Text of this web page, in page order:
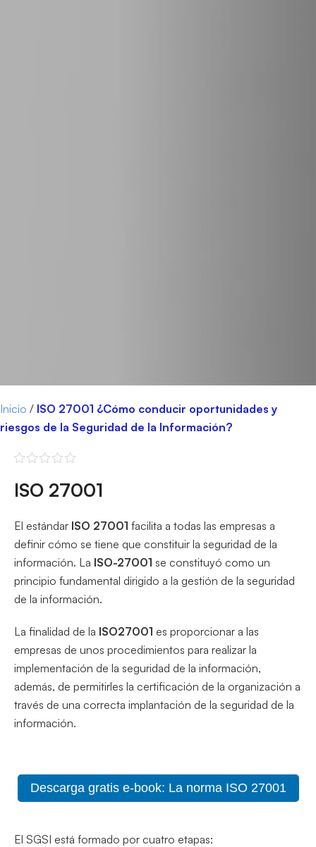
Inicio / ISO 27001 ¿Cómo conducir oportunidades y
riesgos de la Seguridad de la Información?
ISO 27001
El estándar ISO 27001 facilita a todas las empresas a
definir cómo se tiene que constituir la seguridad de la
información. La ISO-27001 se constituyó como un
principio fundamental dirigido a la gestión de la seguridad
de la información.
La finalidad de la ISO27001 es proporcionar a las
empresas de unos procedimientos para realizar la
implementación de la seguridad de la información,
además, de permitirles la certificación de la organización a
través de una correcta implantación de la seguridad de la
información.
Descarga gratis e-book: La norma ISO 27001
El SGSI está formado por cuatro etapas: